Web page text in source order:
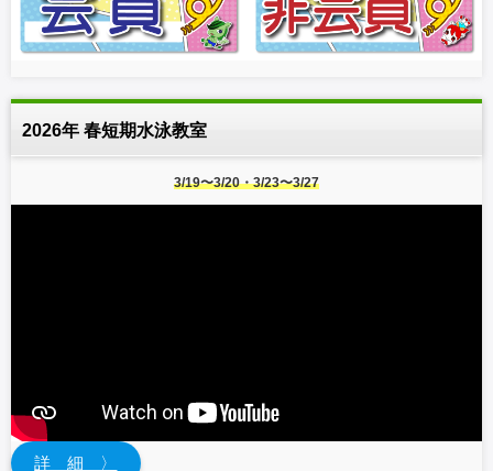
2026年 春短期水泳教室
3/19〜3/20・3/23〜3/27
詳 細 〉